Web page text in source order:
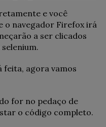
e você
o navegador Firefox irá
a ser clicados
feita, agora vamos
for no pedaço de
o código completo.